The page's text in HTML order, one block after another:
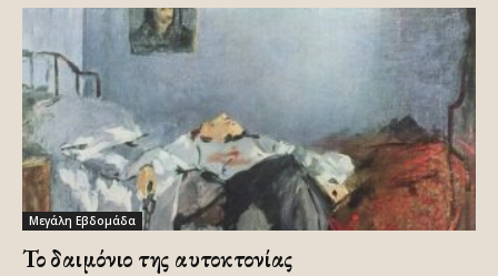
Μεγάλη Εβδομάδα
Το δαιμόνιο της αυτοκτονίας